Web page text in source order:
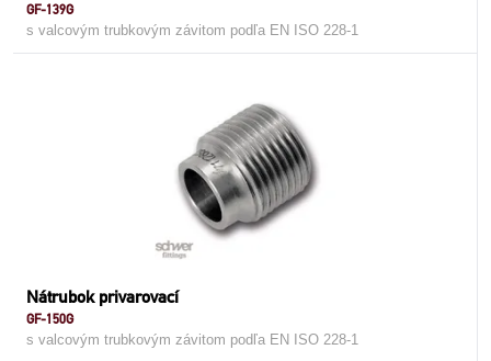
GF-139G
s valcovým trubkovým závitom podľa EN ISO 228-1
Nátrubok privarovací
GF-150G
s valcovým trubkovým závitom podľa EN ISO 228-1